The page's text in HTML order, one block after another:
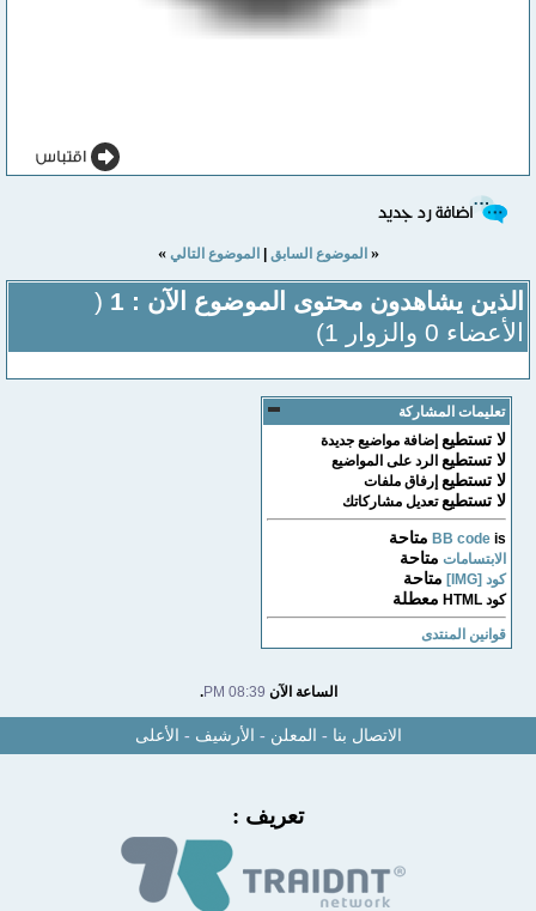
« الموضوع السابق|الموضوع التالي »
الذين يشاهدون محتوى الموضوع الآن : 1
(
الأعضاء 0 والزوار 1)
تعليمات المشاركة
لا تستطيعإضافة مواضيع جديدة
لا تستطيعالرد على المواضيع
لا تستطيعإرفاق ملفات
لا تستطيعتعديل مشاركاتك
BB codeis متاحة
الابتسامات متاحة
كود [IMG] متاحة
كود HTML معطلة
قوانين المنتدى
الساعة الآن08:39 PM
.
الاتصال بنا-المعلن-الأرشيف -الأعلى
تعريف :